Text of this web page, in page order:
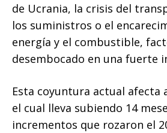
de Ucrania, la crisis del
los suministros o el
energía y el combustible,
desembocado en una fuerte
Esta coyuntura actual afecta
el cual lleva subiendo 14
incrementos que rozaron el